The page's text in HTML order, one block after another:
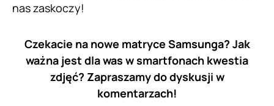
nas zaskoczy!
Czekacie na nowe matryce Samsunga? Jak
ważna jest dla was w smartfonach kwestia
zdjęć? Zapraszamy do dyskusji w
komentarzach!